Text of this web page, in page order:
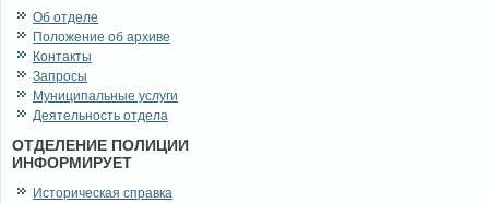
Об отделе
Положение об архиве
Контакты
Запросы
Муниципальные услуги
Деятельность отдела
ОТДЕЛЕНИЕ ПОЛИЦИИ
ИНФОРМИРУЕТ
Историческая справка